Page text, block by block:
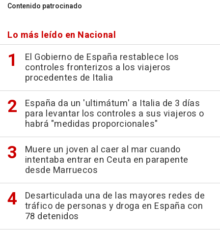
Contenido patrocinado
Lo más leído en Nacional
El Gobierno de España restablece los
controles fronterizos a los viajeros
procedentes de Italia
España da un 'ultimátum' a Italia de 3 días
para levantar los controles a sus viajeros o
habrá "medidas proporcionales"
Muere un joven al caer al mar cuando
intentaba entrar en Ceuta en parapente
desde Marruecos
Desarticulada una de las mayores redes de
tráfico de personas y droga en España con
78 detenidos